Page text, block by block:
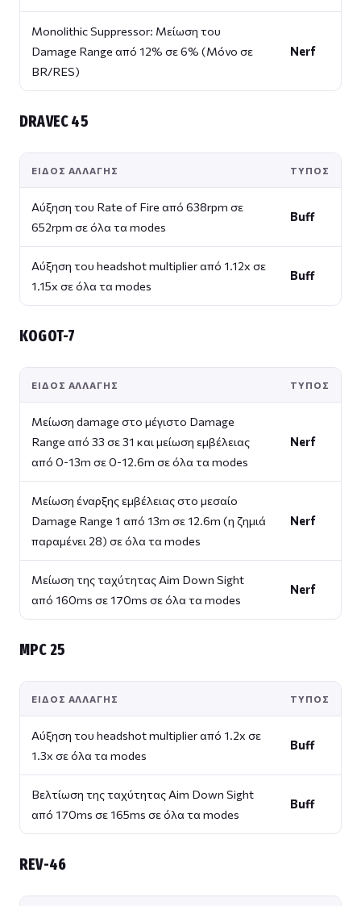
Monolithic Suppressor: Μείωση του
Damage Range από 12% σε 6% (Μόνο σε
BR/RES)
Nerf
DRAVEC 45
ΕΊΔΟΣ ΑΛΛΑΓΉΣ ΤΎΠΟΣ
Αύξηση του Rate of Fire από 638rpm σε
652rpm σε όλα τα modes
Buff
Αύξηση του headshot multiplier από 1.12x σε
1.15x σε όλα τα modes
Buff
KOGOT-7
ΕΊΔΟΣ ΑΛΛΑΓΉΣ ΤΎΠΟΣ
Μείωση damage στο μέγιστο Damage
Range από 33 σε 31 και μείωση εμβέλειας
από 0-13m σε 0-12.6m σε όλα τα modes
Nerf
Μείωση έναρξης εμβέλειας στο μεσαίο
Damage Range 1 από 13m σε 12.6m (η ζημιά
παραμένει 28) σε όλα τα modes
Nerf
Μείωση της ταχύτητας Aim Down Sight
από 160ms σε 170ms σε όλα τα modes
Nerf
MPC 25
ΕΊΔΟΣ ΑΛΛΑΓΉΣ ΤΎΠΟΣ
Αύξηση του headshot multiplier από 1.2x σε
1.3x σε όλα τα modes
Buff
Βελτίωση της ταχύτητας Aim Down Sight
από 170ms σε 165ms σε όλα τα modes
Buff
REV-46